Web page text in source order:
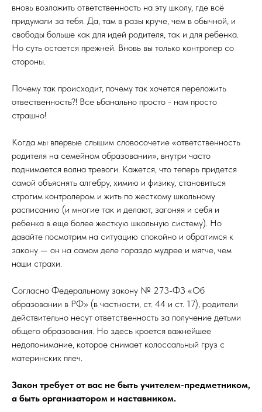
вновь возложить ответственность на эту школу, где всё
придумали за тебя. Да, там в разы круче, чем в обычной, и
свободы больше как для идей родителя, так и для ребенка.
Но суть остается прежней. Вновь вы только контролер со
стороны.
Почему так происходит, почему так хочется переложить
отвественность?! Все ьбанально просто - нам просто
страшно!
Когда мы впервые слышим словосочетие «ответственность
родителя на семейном образовании», внутри часто
поднимается волна тревоги. Кажется, что теперь придется
самой объяснять алгебру, химию и физику, становиться
строгим контролером и жить по жесткому школьному
расписанию (и многие так и делают, загоняя и себя и
ребенка в еще более жесткую школьную систему). Но
давайте посмотрим на ситуацию спокойно и обратимся к
закону — он на самом деле гораздо мудрее и мягче, чем
наши страхи.
Согласно Федеральному закону № 273-ФЗ «Об
образовании в РФ» (в частности, ст. 44 и ст. 17), родители
действительно несут ответственность за получение детьми
общего образования. Но здесь кроется важнейшее
недопонимание, которое снимает колоссальный груз с
материнских плеч.
Закон требует от вас не быть учителем-предметником,
а быть организатором и наставником.